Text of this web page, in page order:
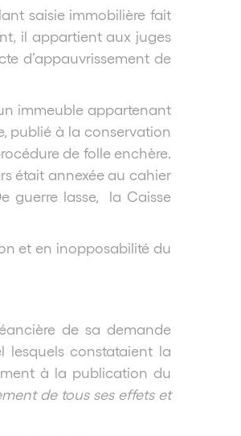
saisie immobilière fait
il appartient aux juges
d’appauvrissement de
immeuble appartenant
publié à la conservation
de folle enchère.
était annexée au cahier
guerre lasse, la Caisse
et en inopposabilité du
de sa demande
lesquels constataient la
à la publication du
de tous ses effets et